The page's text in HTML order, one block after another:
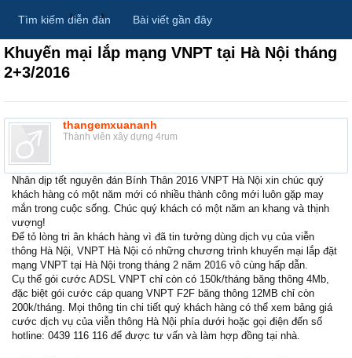
Diễn đàn ... Rao vặt tổng hợp - Uy tín - Miễn phí
Khuyến mại lắp mạng VNPT tại Hà Nội tháng
2+3/2016
thangemxuananh
Thành viên xây dựng 4rum
Nhân dịp tết nguyên đán Bính Thân 2016 VNPT Hà Nội xin chúc quý
khách hàng có một năm mới có nhiều thành công mới luôn gặp may
mắn trong cuộc sống. Chúc quý khách có một năm an khang và thịnh
vượng!
Để tỏ lòng tri ân khách hàng vì đã tin tưởng dùng dịch vụ của viễn
thông Hà Nội, VNPT Hà Nội có những chương trình khuyến mại lắp đặt
mạng VNPT tại Hà Nội trong tháng 2 năm 2016 vô cùng hấp dẫn.
Cụ thể gói cước ADSL VNPT chỉ còn có 150k/tháng băng thông 4Mb,
đặc biệt gói cước cáp quang VNPT F2F băng thông 12MB chỉ còn
200k/tháng. Mọi thông tin chi tiết quý khách hàng có thể xem bảng giá
cước dịch vụ của viễn thông Hà Nội phía dưới hoặc gọi điện đến số
hotline: 0439 116 116 để được tư vấn và làm hợp đồng tại nhà.
Tìm kiếm diễn đàn Bài viết gần đây